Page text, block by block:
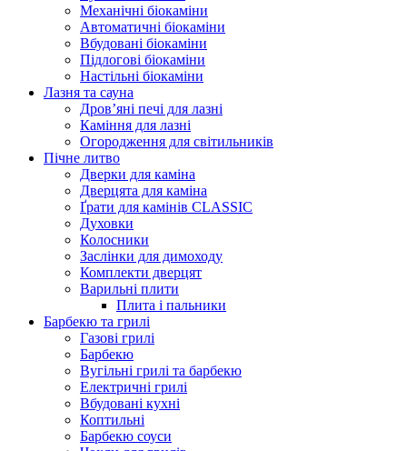
Механічні біокаміни
Автоматичні біокаміни
Вбудовані біокаміни
Підлогові біокаміни
Настільні біокаміни
Лазня та сауна
Дров’яні печі для лазні
Каміння для лазні
Огородження для світильників
Пічне литво
Дверки для каміна
Дверцята для каміна
Ґрати для камінів CLASSIC
Духовки
Колосники
Заслінки для димоходу
Комплекти дверцят
Варильні плити
Плита і пальники
Барбекю та грилі
Газові грилі
Барбекю
Вугільні грилі та барбекю
Електричні грилі
Вбудовані кухні
Коптильні
Барбекю соуси